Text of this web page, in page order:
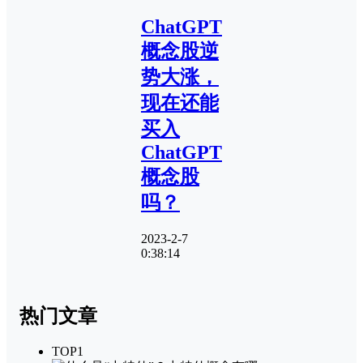
ChatGPT
概念股逆
势大涨，
现在还能
买入
ChatGPT
概念股
吗？
2023-2-7
0:38:14
热门文章
TOP1